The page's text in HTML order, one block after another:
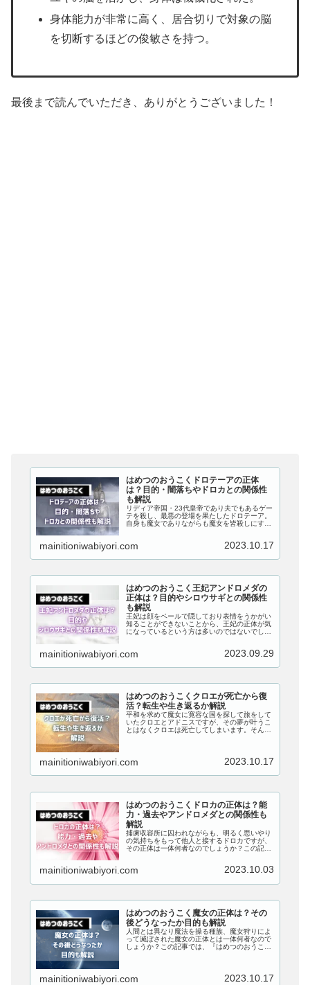
身体能力が非常に高く、居合切りで対象の脳
を切断するほどの俊敏さを持つ。
最後まで読んでいただき、ありがとうございました！
はめつのおうこくドロテーアの正体
は？目的・闇落ちやドロカとの関係性
も解説
リディア帝国・23代皇帝であり夫でもあるゲー
テを殺し、最悪の登場を果たしたドロテーア。
自身も魔女でありながらも魔女を皆殺しにする
ょうか？この記事では、『はめつのおうこく』
ちやドロカとの関係性つい...
mainitioniwabiyori.com 2023.10.17
はめつのおうこく王妃アンドロメダの
正体は？目的やシロウサギとの関係性
も解説
王妃は顔をベールで隠しており表情をうかがい
知ることができないことから、王妃の正体が気
になっているという方は多いのではないでしょ
的やシロウサギとの関係性についても解説して
mainitioniwabiyori.com 2023.09.29
はめつのおうこくクロエが死亡から復
活？転生や生き返るか解説
平和を求めて魔女に寛容な国を探して旅をして
いたクロエとアドニスですが、その夢が叶うこ
とはなくクロエは死亡してしまいます。そんな
クロエが死亡から復活する可能性はあるのか、
転生や生き返るのかについても解説していきま
す！
mainitioniwabiyori.com 2023.10.17
はめつのおうこくドロカの正体は？能
力・過去やアンドロメダとの関係性も
解説
捕虜収容所に囚われながらも、明るく思いやり
の気持ちをもって他人と接するドロカですが、
その正体は一体何者なのでしょうか？この記事
係性についても解説していきます！
mainitioniwabiyori.com 2023.10.03
はめつのおうこく魔女の正体は？その
後どうなったか目的も解説
人間とは異なり魔法を操る種族、魔女狩りによ
って滅ぼされた魔女の正体とは一体何者なので
しょうか？この記事では、『はめつのおうこ
mainitioniwabiyori.com 2023.10.17